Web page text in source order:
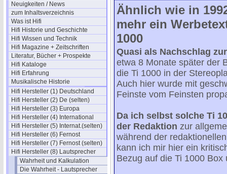
Neuigkeiten / News
zum Inhaltsverzeichnis
Was ist Hifi
Hifi Historie und Geschichte
Hifi Wissen und Technik
Hifi Magazine + Zeitschriften
Literatur, Bücher + Prospekte
Hifi Kataloge
Hifi Erfahrung
Musikalische Historie
Hifi Hersteller (1) Deutschland
Hifi Hersteller (2) De (selten)
Hifi Hersteller (3) Europa
Hifi Hersteller (4) International
Hifi Hersteller (5) Internat.(selten)
Hifi Hersteller (6) Fernost
Hifi Hersteller (7) Fernost (selten)
Hifi Hersteller (8) Lautsprecher
Wahrheit und Kalkulation
Die Wahrheit - Lautsprecher
Ähnlich wie in
mehr ein
1000
Quasi als Nachschlag
etwa 8 Monate später der
die Ti 1000 in der
Auch hier wurde mit
Feinste vom Feinsten
Da ich selbst solche Ti
der Redaktion zur
während der
kann ich mir hier ein
Bezug auf die Ti 1000